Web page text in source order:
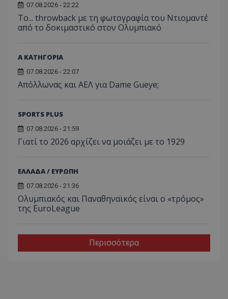
07.08.2026 - 22:22
Το... throwback με τη φωτογραφία του Ντιομαντέ
από το δοκιμαστικό στον Ολυμπιακό
Α ΚΑΤΗΓΟΡΙΑ
07.08.2026 - 22:07
Απόλλωνας και ΑΕΛ για Dame Gueye;
SPORTS PLUS
07.08.2026 - 21:59
Γιατί το 2026 αρχίζει να μοιάζει με το 1929
ΕΛΛΑΔΑ / ΕΥΡΩΠΗ
07.08.2026 - 21:36
Ολυμπιακός και Παναθηναϊκός είναι ο «τρόμος»
της EuroLeague
Περισσότερα